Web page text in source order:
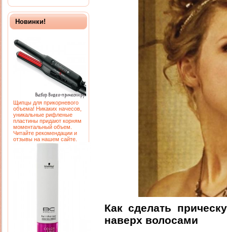
Новинки!
Щипцы для прикорневого
объема! Никаких начесов,
уникальные рифленые
пластины придают корням
моментальный объем.
Читайте рекомендации и
отзывы на нашем сайте.
Как сделать
наверх волосами